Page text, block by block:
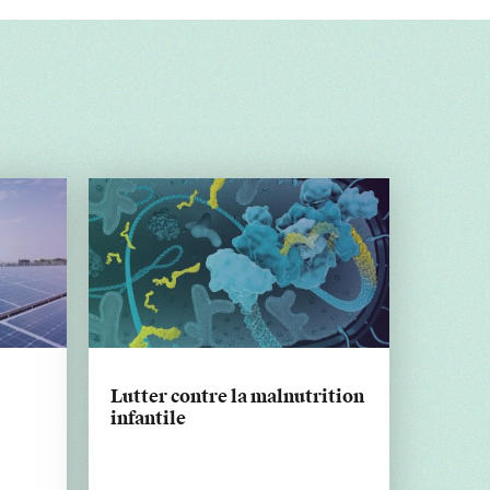
Lutter contre la malnutrition
infantile